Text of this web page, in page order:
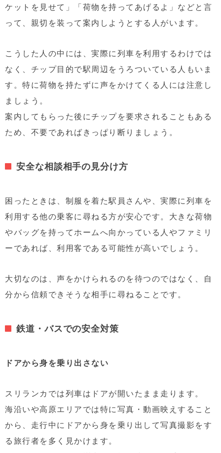
ケットを見せて」「荷物を持ってあげるよ」などと言
って、親切を装って案内しようとする人がいます。
こうした人の中には、実際に列車を利用するわけでは
なく、チップ目的で駅周辺をうろついている人もいま
す。特に荷物を持たずに声をかけてくる人には注意し
ましょう。
案内してもらった後にチップを要求されることもある
ため、不要であればきっぱり断りましょう。
安全な相談相手の見分け方
困ったときは、制服を着た駅員さんや、実際に列車を
利用する他の乗客に尋ねる方が安心です。大きな荷物
やバッグを持ってホームへ向かっている人やファミリ
ーであれば、利用客である可能性が高いでしょう。
大切なのは、声をかけられるのを待つのではなく、自
分から信頼できそうな相手に尋ねることです。
鉄道・バスでの安全対策
ドアから身を乗り出さない
スリランカでは列車はドアが開いたまま走ります。
海沿いや高原エリアでは特に写真・動画映えすること
から、走行中にドアから身を乗り出して写真撮影をす
る旅行者を多く見かけます。